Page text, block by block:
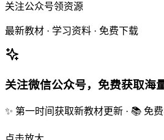
关注公众号领资源
最新教材 · 学习资料 · 免费下载
关注微信公众号，免费获取海
✨ 第一时间获取新教材更新 · 📚 免